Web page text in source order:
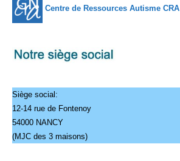
Centre de Ressources Autisme CRA
Siège social:
12-14 rue de Fontenoy
54000 NANCY
(MJC des 3 maisons)